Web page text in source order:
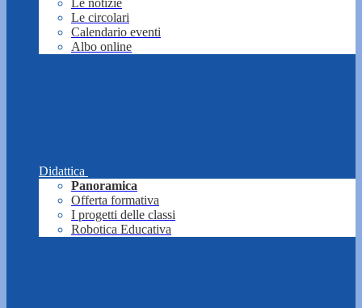
Le notizie
Le circolari
Calendario eventi
Albo online
Didattica
Panoramica
Offerta formativa
I progetti delle classi
Robotica Educativa